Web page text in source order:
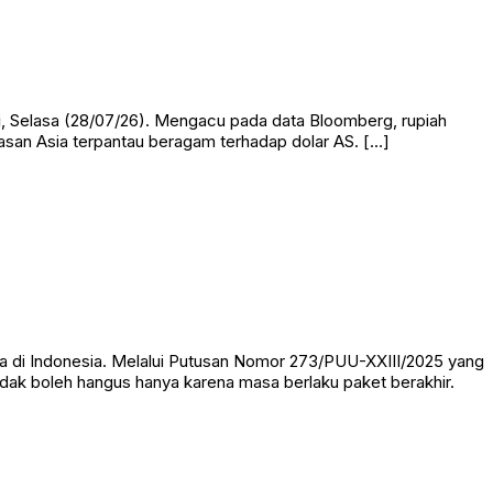
Selasa (28/07/26). Mengacu pada data Bloomberg, rupiah
Asia terpantau beragam terhadap dolar AS. […]
Indonesia. Melalui Putusan Nomor 273/PUU-XXIII/2025 yang
boleh hangus hanya karena masa berlaku paket berakhir.